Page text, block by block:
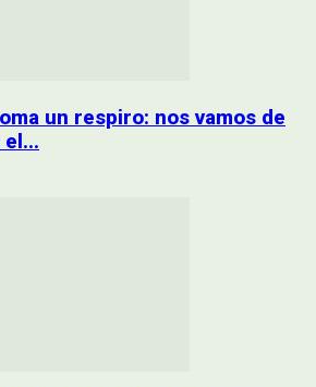
un respiro: nos vamos de